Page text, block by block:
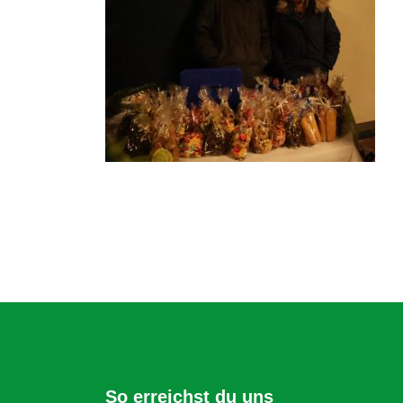
So erreichst du uns